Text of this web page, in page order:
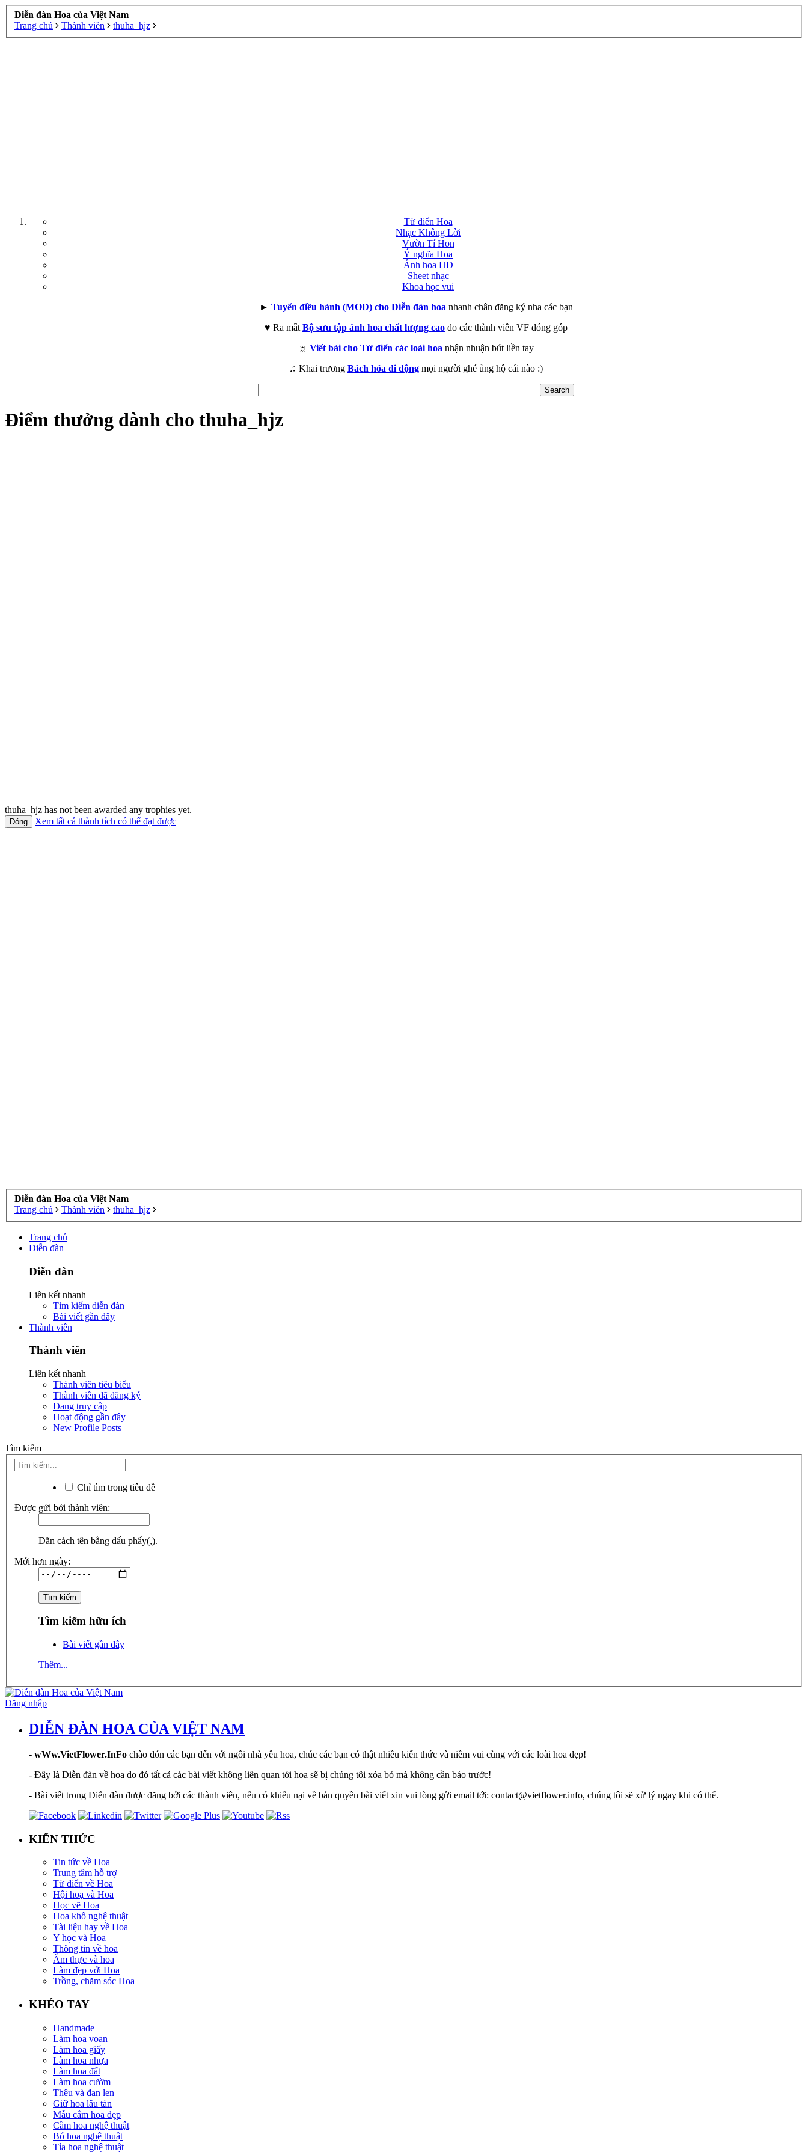
Diễn đàn Hoa của Việt Nam
Trang chủ
Thành viên thuha_hjz
Từ điển Hoa
Nhạc Không Lời
Vườn Tí Hon
Ý nghĩa Hoa
Ảnh hoa HD
Sheet nhạc
Khoa học vui
► Tuyển điều hành (MOD) cho Diễn đàn hoa nhanh chân đăng ký nha các bạn
♥ Ra mắt Bộ sưu tập ảnh hoa chất lượng cao do các thành viên VF đóng góp
☼ Viết bài cho Từ điển các loài hoa nhận nhuận bút liền tay
♫ Khai trương Bách hóa di động mọi người ghé ủng hộ cái nào :)
Điểm thưởng dành cho thuha_hjz
thuha_hjz has not been awarded any trophies yet.
Xem tất cả thành tích có thể đạt được
Diễn đàn Hoa của Việt Nam
Trang chủ
Thành viên thuha_hjz
Trang chủ
Diễn đàn
Diễn đàn
Liên kết nhanh
Tìm kiếm diễn đàn
Bài viết gần đây
Thành viên
Thành viên
Liên kết nhanh
Thành viên tiêu biểu
Thành viên đã đăng ký
Đang truy cập
Hoạt động gần đây
New Profile Posts
Tìm kiếm
Chỉ tìm trong tiêu đề
Được gửi bởi thành viên:
Dãn cách tên bằng dấu phẩy(,).
Mới hơn ngày:
Tìm kiếm hữu ích
Bài viết gần đây
Thêm...
Đăng nhập
DIỄN ĐÀN HOA CỦA VIỆT NAM
- wWw.VietFlower.InFo chào đón các bạn đến với ngôi nhà yêu hoa, chúc các bạn có thật nhiều kiến thức và niềm vui cùng với các loài hoa đẹp!
- Đây là Diễn đàn về hoa do đó tất cả các bài viết không liên quan tới hoa sẽ bị chúng tôi xóa bỏ mà không cần báo trước!
- Bài viết trong Diễn đàn được đăng bởi các thành viên, nếu có khiếu nại về bản quyền bài viết xin vui lòng gửi email tới: contact@vietflower.info, chúng tôi sẽ xử lý ngay khi có thể.
KIẾN THỨC
Tin tức về Hoa
Trung tâm hỗ trợ
Từ điển về Hoa
Hội hoạ và Hoa
Học vẽ Hoa
Hoa khô nghệ thuật
Tài liệu hay về Hoa
Y học và Hoa
Thông tin về hoa
Ẩm thực và hoa
Làm đẹp với Hoa
Trồng, chăm sóc Hoa
KHÉO TAY
Handmade
Làm hoa voan
Làm hoa giấy
Làm hoa nhựa
Làm hoa đất
Làm hoa cườm
Thêu và đan len
Giữ hoa lâu tàn
Mẫu cắm hoa đẹp
Cắm hoa nghệ thuật
Bó hoa nghệ thuật
Tỉa hoa nghệ thuật